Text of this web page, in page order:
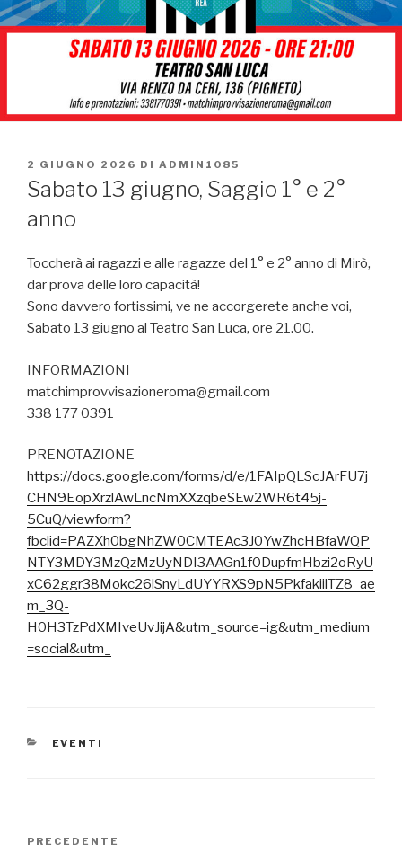
PUBBLICATO
IL
2 GIUGNO 2026 DI ADMIN1085
Sabato 13 giugno, Saggio 1° e 2°
anno
Toccherà ai ragazzi e alle ragazze del 1° e 2° anno di Mirò,
dar prova delle loro capacità!
Sono davvero fortissimi, ve ne accorgerete anche voi,
Sabato 13 giugno al Teatro San Luca, ore 21.00.
INFORMAZIONI
matchimprovvisazioneroma@gmail.com
338 177 0391
PRENOTAZIONE
https://docs.google.com/forms/d/e/1FAIpQLScJArFU7j
CHN9EopXrzlAwLncNmXXzqbeSEw2WR6t45j-
5CuQ/viewform?
fbclid=PAZXh0bgNhZW0CMTEAc3J0YwZhcHBfaWQP
NTY3MDY3MzQzMzUyNDI3AAGn1f0DupfmHbzi2oRyU
xC62ggr38Mokc26lSnyLdUYYRXS9pN5PkfakiilTZ8_ae
m_3Q-
H0H3TzPdXMIveUvJijA&utm_source=ig&utm_medium
=social&utm_
CATEGORIE
EVENTI
Articolo
PRECEDENTE